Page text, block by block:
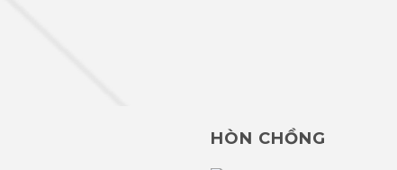
HÒN CHỒNG